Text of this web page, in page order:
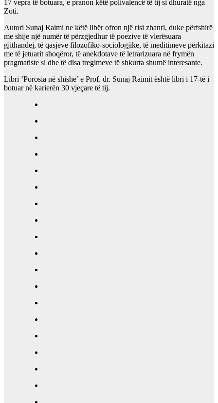
17 vepra të botuara, e pranon këtë polivalencë të tij si dhuratë nga
Zoti.
Autori Sunaj Raimi ne këtë libër ofron një risi zhanri, duke përfshirë
me shije një numër të përzgjedhur të poezive të vlerësuara
gjithandej, të qasjeve filozofiko-sociologjike, të meditimeve përkitazi
me të jetuarit shoqëror, të anekdotave të letrarizuara në frymën
pragmatiste si dhe të disa tregimeve të shkurta shumë interesante.
Libri ‘Porosia në shishe’ e Prof. dr. Sunaj Raimit është libri i 17-të i
botuar në karierën 30 vjeçare të tij.